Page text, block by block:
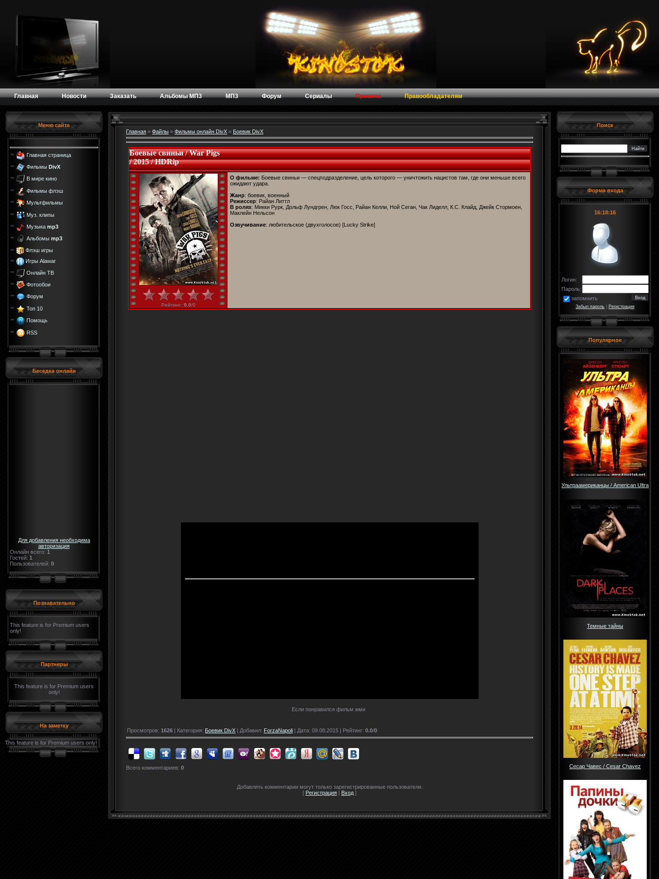
Главная Новости Заказать Альбомы МП3 МП3 Форум Сериалы Правила Правообладателям
Меню сайта
Главная страница
Фильмы DivX
В мире кино
Фильмы флэш
Мультфильмы
Муз. клипы
Музыка mp3
Альбомы mp3
Флэш игры
Игры Alawar
Онлайн ТВ
Фотообои
Форум
Топ 10
Помощь
RSS
Беседка онлайн
Для добавления необходима
авторизация
Онлайн всего: 1
Гостей: 1
Пользователей: 0
Познавательно
This feature is for Premium users
only!
Партнеры
This feature is for Premium users
only!
На заметку
This feature is for Premium users only!
Главная » Файлы » Фильмы онлайн DivX » Боевик DivX
Боевые свиньи / War Pigs
/ 2015 / HDRip
Рейтинг: 0.0/0
О фильме: Боевые свиньи — спецподразделение, цель которого — уничтожить нацистов там, где они меньше всего
ожидают удара.
Жанр: боевик, военный
Режиссер: Райан Литтл
В ролях: Микки Рурк, Дольф Лундгрен, Люк Госс, Райан Келли, Ной Сеган, Чак Лиделл, К.С. Клайд, Джейк Стормоен,
Маклейн Нельсон
Озвучивание: любительское (двухголосое) [Lucky Strike]
Если понравился фильм жми
Просмотров: 1626 | Категория: Боевик DivX | Добавил: ForzaNapoli | Дата: 09.08.2015 | Рейтинг: 0.0/0
Всего комментариев: 0
Добавлять комментарии могут только зарегистрированные пользователи.
[ Регистрация | Вход ]
Поиск
Форма входа
16:18:17
Логин:
Пароль:
запомнить
Забыл пароль Регистрация
Популярное
Ультраамериканцы / American Ultra
Темные тайны
Сесар Чавес / Cesar Chavez